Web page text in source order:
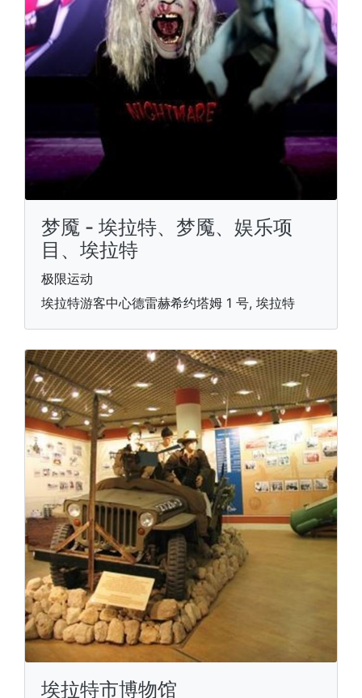
梦魇 - 埃拉特、梦魇、娱乐项
目、埃拉特
极限运动
埃拉特游客中心德雷赫希约塔姆 1 号, 埃拉特
埃拉特市博物馆